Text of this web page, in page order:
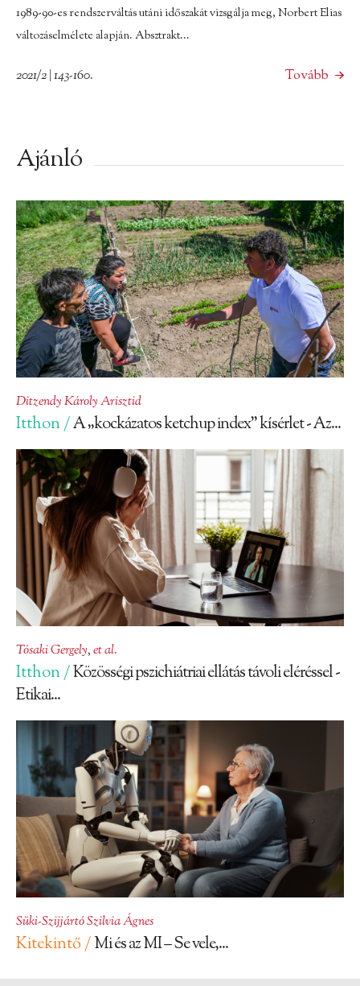
1989-90-es rendszerváltás utáni időszakát vizsgálja meg, Norbert Elias
változáselmélete alapján. Absztrakt...
2021/2 | 143-160. Tovább
Ajánló
Ditzendy Károly Arisztid
Itthon /A „kockázatos ketchup index” kísérlet - Az...
Tósaki Gergely,et al.
Itthon /Közösségi pszichiátriai ellátás távoli eléréssel -
Etikai...
Süki-Szijjártó Szilvia Ágnes
Kitekintő /Mi és az MI – Se vele,...